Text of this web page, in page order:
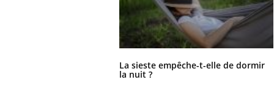
La sieste empêche-t-elle de dormir
la nuit ?